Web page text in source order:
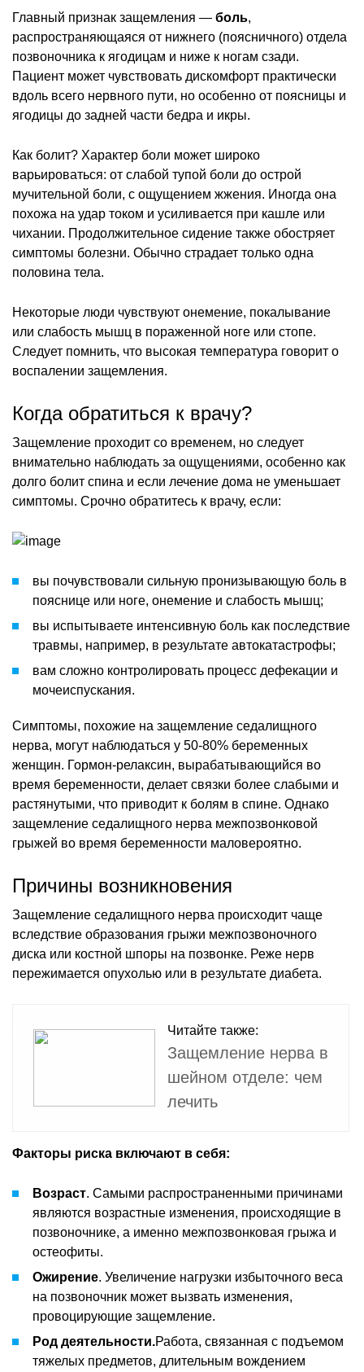
Главный признак защемления — боль,
распространяющаяся от нижнего (поясничного) отдела
позвоночника к ягодицам и ниже к ногам сзади.
Пациент может чувствовать дискомфорт практически
вдоль всего нервного пути, но особенно от поясницы и
ягодицы до задней части бедра и икры.
Как болит? Характер боли может широко
варьироваться: от слабой тупой боли до острой
мучительной боли, с ощущением жжения. Иногда она
похожа на удар током и усиливается при кашле или
чихании. Продолжительное сидение также обостряет
симптомы болезни. Обычно страдает только одна
половина тела.
Некоторые люди чувствуют онемение, покалывание
или слабость мышц в пораженной ноге или стопе.
Следует помнить, что высокая температура говорит о
воспалении защемления.
Когда обратиться к врачу?
Защемление проходит со временем, но следует
внимательно наблюдать за ощущениями, особенно как
долго болит спина и если лечение дома не уменьшает
симптомы. Срочно обратитесь к врачу, если:
вы почувствовали сильную пронизывающую боль в
пояснице или ноге, онемение и слабость мышц;
вы испытываете интенсивную боль как последствие
травмы, например, в результате автокатастрофы;
вам сложно контролировать процесс дефекации и
мочеиспускания.
Симптомы, похожие на защемление седалищного
нерва, могут наблюдаться у 50-80% беременных
женщин. Гормон-релаксин, вырабатывающийся во
время беременности, делает связки более слабыми и
растянутыми, что приводит к болям в спине. Однако
защемление седалищного нерва межпозвонковой
грыжей во время беременности маловероятно.
Причины возникновения
Защемление седалищного нерва происходит чаще
вследствие образования грыжи межпозвоночного
диска или костной шпоры на позвонке. Реже нерв
пережимается опухолью или в результате диабета.
Читайте также:
Защемление нерва в
шейном отделе: чем
лечить
Факторы риска включают в себя:
Возраст. Самыми распространенными причинами
являются возрастные изменения, происходящие в
позвоночнике, а именно межпозвонковая грыжа и
остеофиты.
Ожирение. Увеличение нагрузки избыточного веса
на позвоночник может вызвать изменения,
провоцирующие защемление.
Род деятельности.Работа, связанная с подъемом
тяжелых предметов, длительным вождением